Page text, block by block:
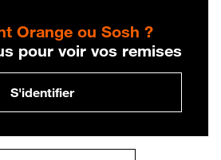
Orange ou Sosh ?
pour voir vos remises
S'identifier